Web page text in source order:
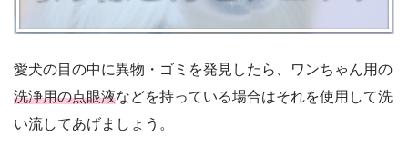
愛犬の目の中に異物・ゴミを発見したら、ワンちゃん用の
洗浄用の点眼液などを持っている場合はそれを使用して洗
い流してあげましょう。